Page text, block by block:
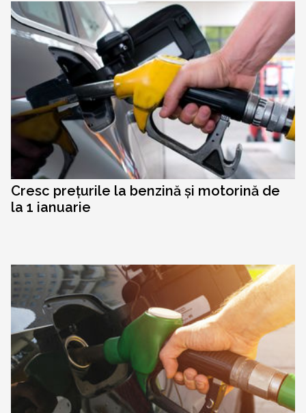
Cresc prețurile la benzină și motorină de
la 1 ianuarie